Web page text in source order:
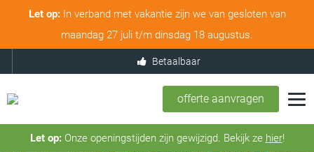
Let op:In verband met vakantie zijn we van gesloten van
maandag 27 juli t/m dinsdag 18 augustus.
Betaalbaar
offerte aanvragen
Let op:Onze openingstijden zijn gewijzigd. Bekijk ze hier!